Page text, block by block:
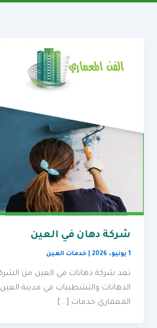
شركة دهان في العين
1 يونيو، 2026 |خدمات العين
تعد شركة دهانات في العين من
الدهانات والتشطيبات في مدينة
المعماري خدمات […]